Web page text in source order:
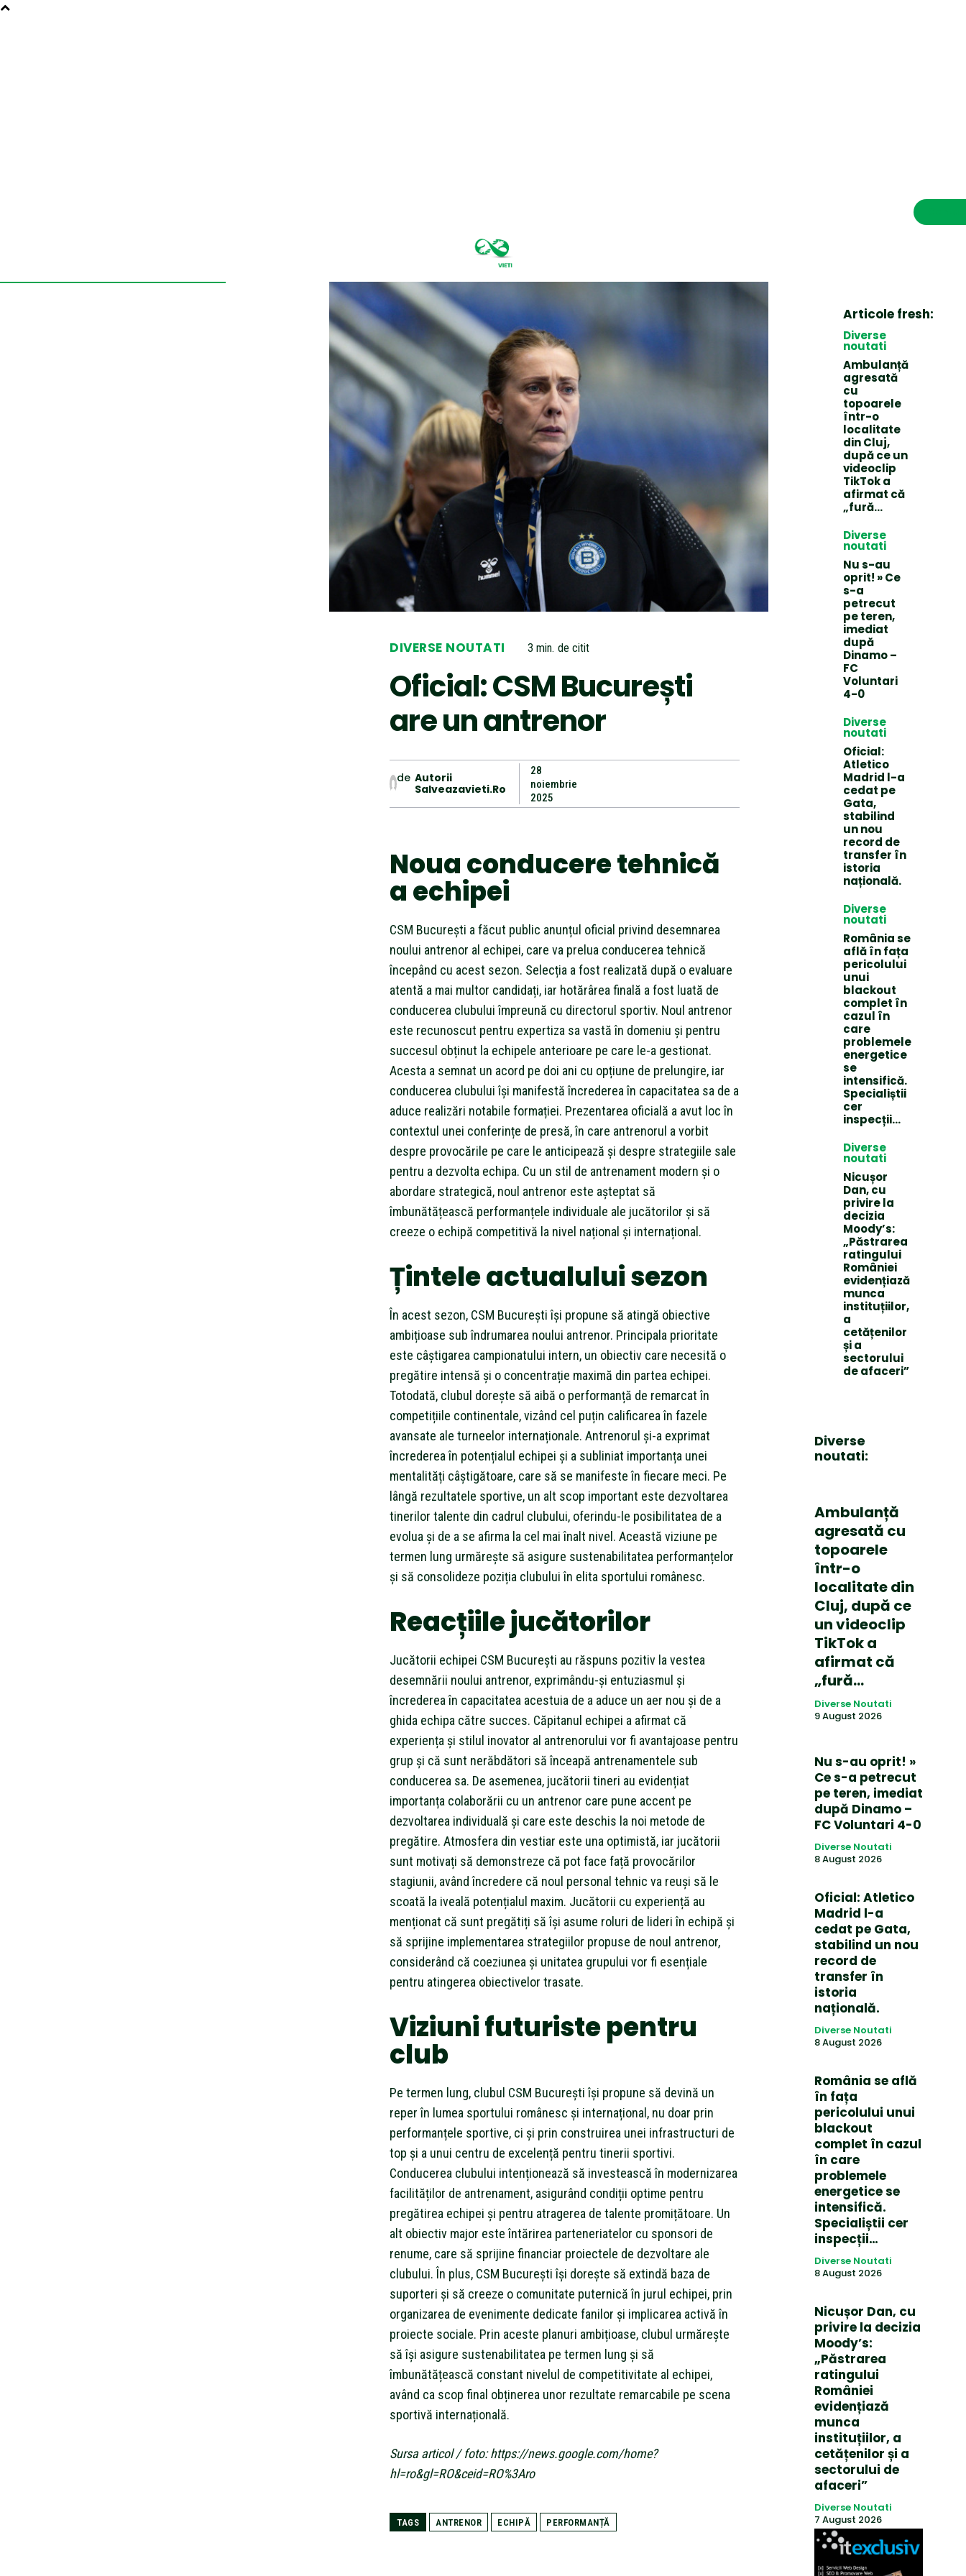
DIVERSE NOUTATI 3 min. de citit
Oficial: CSM București
are un antrenor
de Autorii
Salveazavieti.ro
28
noiembrie
2025
Noua conducere tehnică
a echipei
CSM București a făcut public anunțul oficial privind desemnarea
noului antrenor al echipei, care va prelua conducerea tehnică
începând cu acest sezon. Selecția a fost realizată după o evaluare
atentă a mai multor candidați, iar hotărârea finală a fost luată de
conducerea clubului împreună cu directorul sportiv. Noul antrenor
este recunoscut pentru expertiza sa vastă în domeniu și pentru
succesul obținut la echipele anterioare pe care le-a gestionat.
Acesta a semnat un acord pe doi ani cu opțiune de prelungire, iar
conducerea clubului își manifestă încrederea în capacitatea sa de a
aduce realizări notabile formației. Prezentarea oficială a avut loc în
contextul unei conferințe de presă, în care antrenorul a vorbit
despre provocările pe care le anticipează și despre strategiile sale
pentru a dezvolta echipa. Cu un stil de antrenament modern și o
abordare strategică, noul antrenor este așteptat să
îmbunătățească performanțele individuale ale jucătorilor și să
creeze o echipă competitivă la nivel național și internațional.
Țintele actualului sezon
În acest sezon, CSM București își propune să atingă obiective
ambițioase sub îndrumarea noului antrenor. Principala prioritate
este câștigarea campionatului intern, un obiectiv care necesită o
pregătire intensă și o concentrație maximă din partea echipei.
Totodată, clubul dorește să aibă o performanță de remarcat în
competițiile continentale, vizând cel puțin calificarea în fazele
avansate ale turneelor internaționale. Antrenorul și-a exprimat
încrederea în potențialul echipei și a subliniat importanța unei
mentalități câștigătoare, care să se manifeste în fiecare meci. Pe
lângă rezultatele sportive, un alt scop important este dezvoltarea
tinerilor talente din cadrul clubului, oferindu-le posibilitatea de a
evolua și de a se afirma la cel mai înalt nivel. Această viziune pe
termen lung urmărește să asigure sustenabilitatea performanțelor
și să consolideze poziția clubului în elita sportului românesc.
Reacțiile jucătorilor
Jucătorii echipei CSM București au răspuns pozitiv la vestea
desemnării noului antrenor, exprimându-și entuziasmul și
încrederea în capacitatea acestuia de a aduce un aer nou și de a
ghida echipa către succes. Căpitanul echipei a afirmat că
experiența și stilul inovator al antrenorului vor fi avantajoase pentru
grup și că sunt nerăbdători să înceapă antrenamentele sub
conducerea sa. De asemenea, jucătorii tineri au evidențiat
importanța colaborării cu un antrenor care pune accent pe
dezvoltarea individuală și care este deschis la noi metode de
pregătire. Atmosfera din vestiar este una optimistă, iar jucătorii
sunt motivați să demonstreze că pot face față provocărilor
stagiunii, având încredere că noul personal tehnic va reuși să le
scoată la iveală potențialul maxim. Jucătorii cu experiență au
menționat că sunt pregătiți să își asume roluri de lideri în echipă și
să sprijine implementarea strategiilor propuse de noul antrenor,
considerând că coeziunea și unitatea grupului vor fi esențiale
pentru atingerea obiectivelor trasate.
Viziuni futuriste pentru
club
Pe termen lung, clubul CSM București își propune să devină un
reper în lumea sportului românesc și internațional, nu doar prin
performanțele sportive, ci și prin construirea unei infrastructuri de
top și a unui centru de excelență pentru tinerii sportivi.
Conducerea clubului intenționează să investească în modernizarea
facilităților de antrenament, asigurând condiții optime pentru
pregătirea echipei și pentru atragerea de talente promițătoare. Un
alt obiectiv major este întărirea parteneriatelor cu sponsori de
renume, care să sprijine financiar proiectele de dezvoltare ale
clubului. În plus, CSM București își dorește să extindă baza de
suporteri și să creeze o comunitate puternică în jurul echipei, prin
organizarea de evenimente dedicate fanilor și implicarea activă în
proiecte sociale. Prin aceste planuri ambițioase, clubul urmărește
să își asigure sustenabilitatea pe termen lung și să
îmbunătățească constant nivelul de competitivitate al echipei,
având ca scop final obținerea unor rezultate remarcabile pe scena
sportivă internațională.
Sursa articol / foto: https://news.google.com/home?
hl=ro&gl=RO&ceid=RO%3Aro
TAGS ANTRENOR ECHIPĂ PERFORMANȚĂ
Articole fresh:
Diverse
noutati
Ambulanță
agresată
cu
topoarele
într-o
localitate
din Cluj,
după ce un
videoclip
TikTok a
afirmat că
„fură…
Diverse
noutati
Nu s-au
oprit! » Ce
s-a
petrecut
pe teren,
imediat
după
Dinamo –
FC
Voluntari
4-0
Diverse
noutati
Oficial:
Atletico
Madrid l-a
cedat pe
Gata,
stabilind
un nou
record de
transfer în
istoria
națională.
Diverse
noutati
România se
află în fața
pericolului
unui
blackout
complet în
cazul în
care
problemele
energetice
se
intensifică.
Specialiștii
cer
inspecții…
Diverse
noutati
Nicușor
Dan, cu
privire la
decizia
Moody’s:
„Păstrarea
ratingului
României
evidențiază
munca
instituțiilor,
a
cetățenilor
și a
sectorului
de afaceri”
Diverse
noutati:
Ambulanță
agresată cu
topoarele
într-o
localitate din
Cluj, după ce
un videoclip
TikTok a
afirmat că
„fură…
Diverse Noutati
9 August 2026
Nu s-au oprit! »
Ce s-a petrecut
pe teren, imediat
după Dinamo –
FC Voluntari 4-0
Diverse Noutati
8 August 2026
Oficial: Atletico
Madrid l-a
cedat pe Gata,
stabilind un nou
record de
transfer în
istoria
națională.
Diverse Noutati
8 August 2026
România se află
în fața
pericolului unui
blackout
complet în cazul
în care
problemele
energetice se
intensifică.
Specialiștii cer
inspecții…
Diverse Noutati
8 August 2026
Nicușor Dan, cu
privire la decizia
Moody’s:
„Păstrarea
ratingului
României
evidențiază
munca
instituțiilor, a
cetățenilor și a
sectorului de
afaceri”
Diverse Noutati
7 August 2026